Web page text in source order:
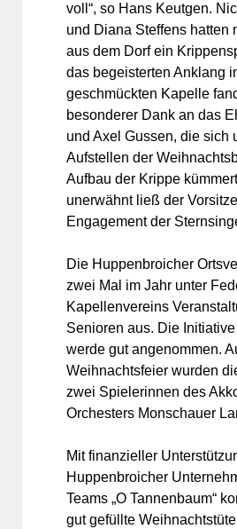
voll“, so Hans Keutgen.
und Diana Steffens hatten
aus dem Dorf ein
das begeisterten Anklang
geschmückten Kapelle
besonderer Dank an das
und Axel Gussen, die sich
Aufstellen der
Aufbau der Krippe
unerwähnt ließ der
Engagement der
Die Huppenbroicher
zwei Mal im Jahr unter
Kapellenvereins
Senioren aus. Die Initiative
werde gut angenommen.
Weihnachtsfeier wurden
zwei Spielerinnen des
Orchesters Monschauer
Mit finanzieller
Huppenbroicher
Teams „O Tannenbaum“
gut gefüllte